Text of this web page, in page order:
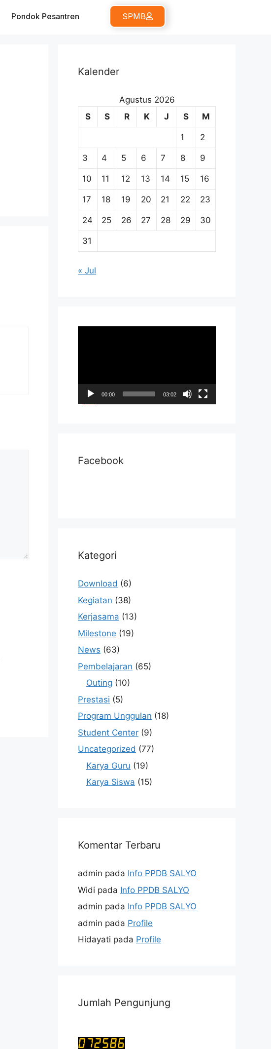
Pondok Pesantren SPMB
Kalender
Agustus 2026
S
S R K J S M
1 2
3 4 5 6 7 8 9
10 11 12 13 14 15 16
17 18 19 20 21 22 23
24 25 26 27 28 29 30
31
« Jul
00:00 03:02
Facebook
Kategori
Download (6)
Kegiatan (38)
Kerjasama (13)
Milestone (19)
News (63)
Pembelajaran (65)
Outing (10)
Prestasi (5)
Program Unggulan (18)
Student Center (9)
Uncategorized (77)
Karya Guru (19)
Karya Siswa (15)
Komentar Terbaru
admin pada Info PPDB SALYO
Widi pada Info PPDB SALYO
admin pada Info PPDB SALYO
admin pada Profile
Hidayati pada Profile
Jumlah Pengunjung